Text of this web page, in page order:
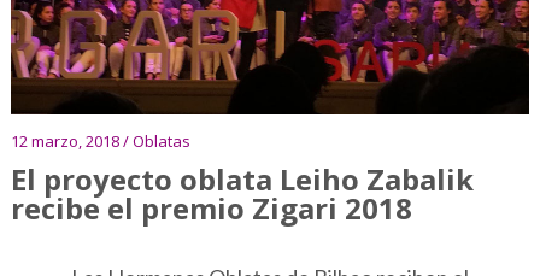
12 marzo, 2018 / Oblatas
El proyecto oblata Leiho Zabalik
recibe el premio Zigari 2018